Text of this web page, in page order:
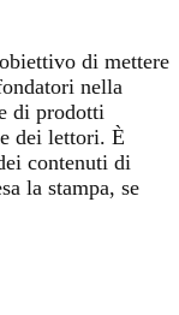
di mettere
nella
di prodotti
dei lettori. È
contenuti di
la stampa, se